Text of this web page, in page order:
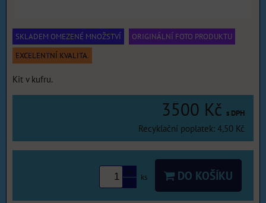
SKLADEM OMEZENÉ MNOŽSTVÍ
ORIGINÁLNÍ FOTO PRODUKTU
EXCELENTNÍ KVALITA.
Kit v kufru.
3500 Kč s DPH
Recyklační poplatek: 4,50 Kč
ks DO KOŠÍKU